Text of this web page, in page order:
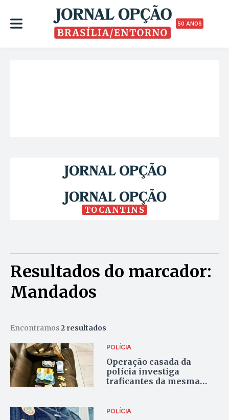
50 ANOS
TOCANTINS
Resultados do marcador:
Mandados
Encontramos2 resultados
POLÍCIA
Operação casada da
polícia investiga
traficantes da mesma
POLÍCIA